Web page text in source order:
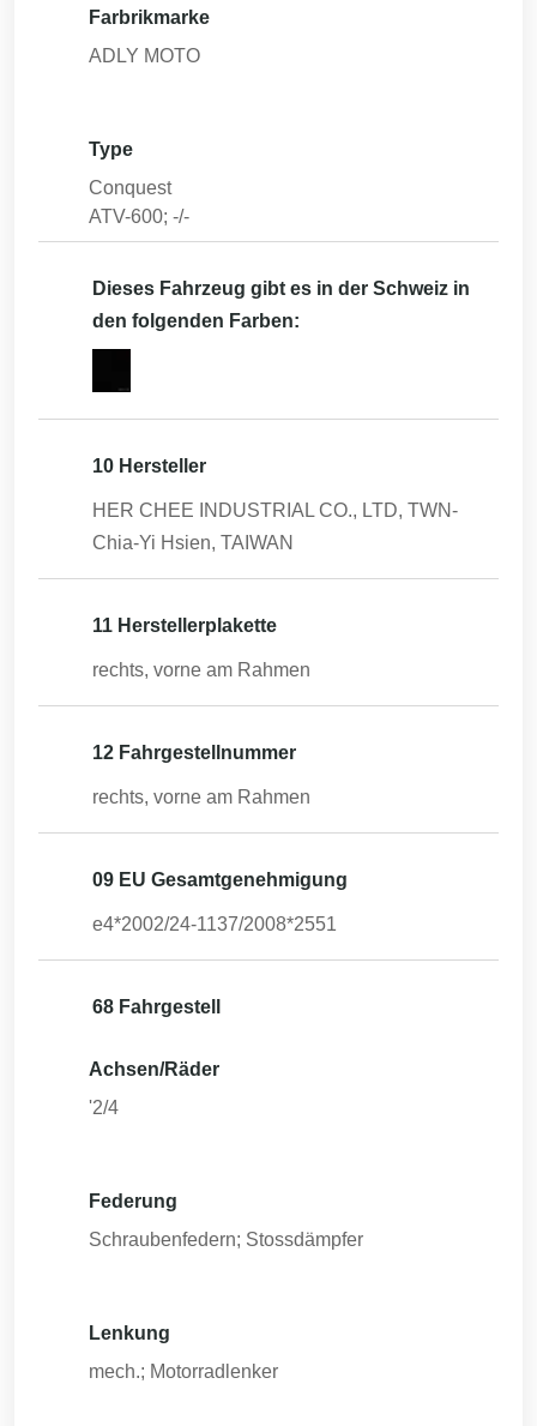
Farbrikmarke
ADLY MOTO
Type
Conquest
ATV-600; -/-
Dieses Fahrzeug gibt es in der Schweiz in
den folgenden Farben:
10 Hersteller
HER CHEE INDUSTRIAL CO., LTD, TWN-
Chia-Yi Hsien, TAIWAN
11 Herstellerplakette
rechts, vorne am Rahmen
12 Fahrgestellnummer
rechts, vorne am Rahmen
09 EU Gesamtgenehmigung
e4*2002/24-1137/2008*2551
68 Fahrgestell
Achsen/Räder
'2/4
Federung
Schraubenfedern; Stossdämpfer
Lenkung
mech.; Motorradlenker